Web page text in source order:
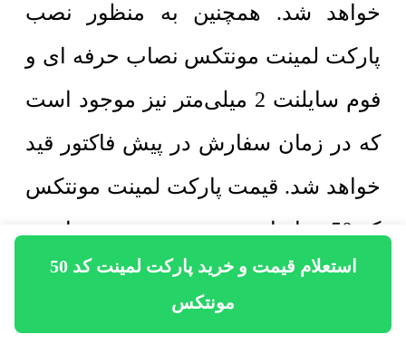
استعلام قیمت و خرید پارکت لمینت کد 50
مونتکس
خواهد شد. همچنین به منظور نصب
پارکت لمینت مونتکس نصاب حرفه ای و
فوم سایلنت 2 میلی‌متر نیز موجود است
که در زمان سفارش در پیش فاکتور قید
خواهد شد. قیمت پارکت لمینت مونتکس
کد 50 بر اساس مترمربع درج شده است
صورت بسته ای است. با توجه به اینکه